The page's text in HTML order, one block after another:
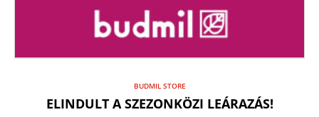
BUDMIL STORE
ELINDULT A SZEZONKÖZI LEÁRAZÁS!